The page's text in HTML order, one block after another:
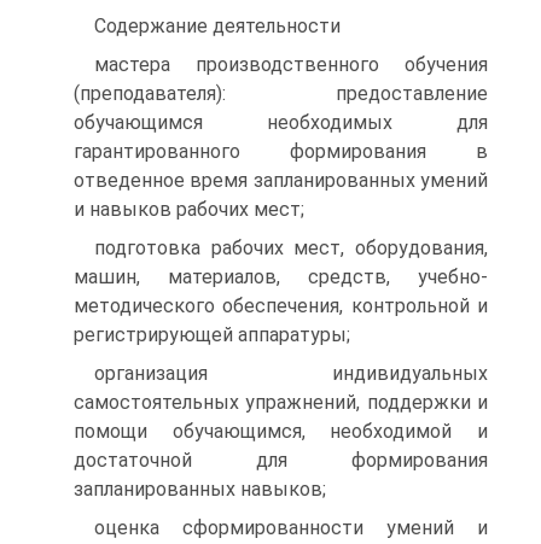
Содержание деятельности
мастера производственного обучения
(преподавателя): предоставление
обучающимся необходимых для
гарантированного формирования в
отведенное время запланированных умений
и навыков рабочих мест;
подготовка рабочих мест, оборудования,
машин, материалов, средств, учебно-
методического обеспечения, контрольной и
регистрирующей аппаратуры;
организация индивидуальных
самостоятельных упражнений, поддержки и
помощи обучающимся, необходимой и
достаточной для формирования
запланированных навыков;
оценка сформированности умений и